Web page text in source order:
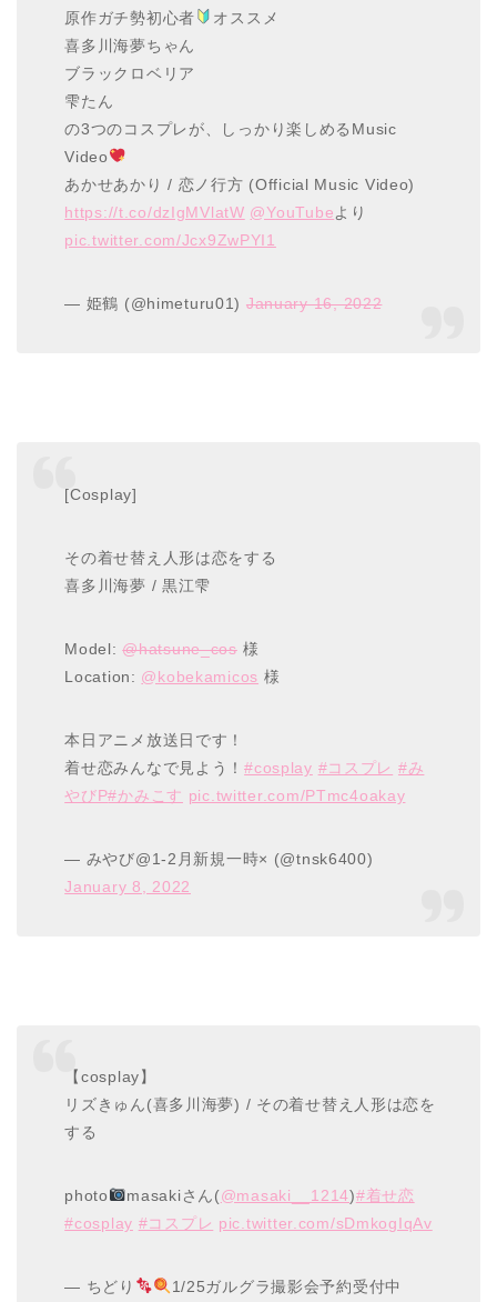
原作ガチ勢初心者
オススメ
喜多川海夢ちゃん
ブラックロベリア
雫たん
の3つのコスプレが、しっかり楽しめるMusic
Video
あかせあかり / 恋ノ行方 (Official Music Video)
https://t.co/dzIgMVlatW @YouTubeより
pic.twitter.com/Jcx9ZwPYI1
— 姫鶴 (@himeturu01) January 16, 2022
[Cosplay]
その着せ替え人形は恋をする
喜多川海夢 / 黒江雫
Model:@hatsune_cos様
Location: @kobekamicos 様
本日アニメ放送日です！
着せ恋みんなで見よう！#cosplay #コスプレ #み
やびP#かみこす pic.twitter.com/PTmc4oakay
— みやび@1-2月新規一時× (@tnsk6400)
January 8, 2022
【cosplay】
リズきゅん(喜多川海夢) / その着せ替え人形は恋を
する
photo masakiさん(@masaki__1214)#着せ恋
#cosplay #コスプレ pic.twitter.com/sDmkogIqAv
— ちどり
1/25ガルグラ撮影会予約受付中